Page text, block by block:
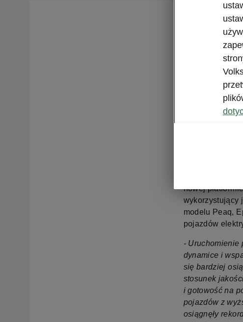
W
się seryjna
czeskiej
Brand Group
Volkswagen
Nowy Epiq, to
aktualnym
Model Epiq
przystępnego,
napędem
nowej
wykorzystujący
modelu Peaq,
pojazdów
- Uruchomienie
dynamice i
się bardziej
stosunek
i gotowość na
pojazdów z
osiągnęły